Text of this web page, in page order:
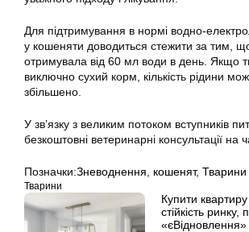
Для підтримування в нормі водно-
у кошеняти доводиться стежити за тим,
отримувала від 60 мл води в день. Якщо
виключно сухий корм, кількість рідини
збільшено.
У зв’язку з великим потоком вступників
безкоштовні ветеринарні консультації на
Позначки:Зневоднення кошенят, Тварини
Тварини
Купити квартиру
стійкість ринку,
«єВідновлення»